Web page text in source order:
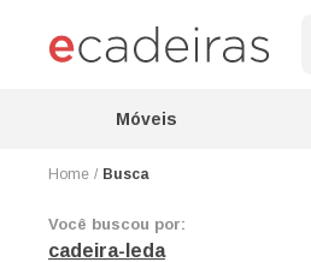
Móveis
Busca
Você buscou por:
cadeira-leda